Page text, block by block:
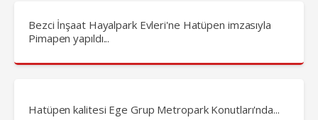
Bezci İnşaat Hayalpark Evleri'ne Hatüpen imzasıyla
Pimapen yapıldı...
Hatüpen kalitesi Ege Grup Metropark Konutları'nda...